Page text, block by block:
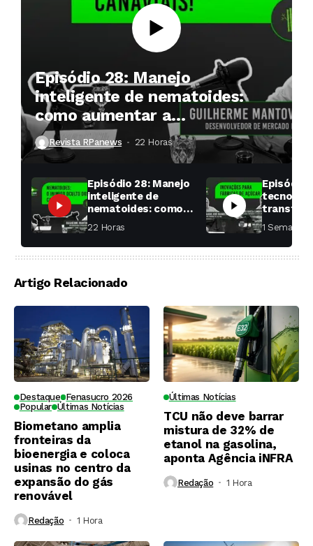
Episódio 28: Manejo
inteligente de nematoides:
como aumentar a
produtividade das soqueiras?
Revista RPanews 22 Horas ⁮
Episódio 28: Manejo
inteligente de
nematoides: como
aumentar a
produtividade das
soqueiras?
22 Horas ⁮
Episódio
fábricas
1 Semana ⁮
Artigo Relacionado
Destaque Fenasucro 2026
Popular Últimas Notícias
Biometano amplia
fronteiras da
bioenergia e coloca
usinas no centro da
expansão do gás
renovável
Redação 1 Hora ⁮
Últimas Notícias
TCU não deve barrar
mistura de 32% de
etanol na gasolina,
aponta Agência iNFRA
Redação 1 Hora ⁮